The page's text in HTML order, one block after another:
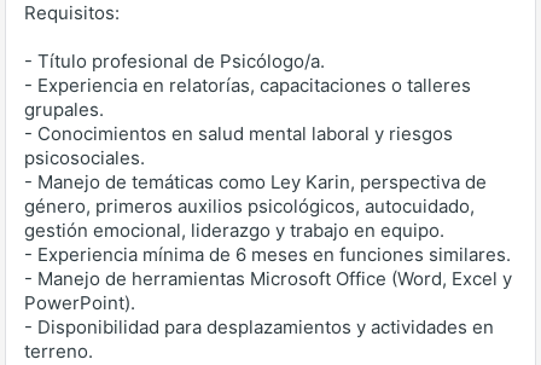
Requisitos:
- Título profesional de Psicólogo/a.
- Experiencia en relatorías, capacitaciones o talleres
grupales.
- Conocimientos en salud mental laboral y riesgos
psicosociales.
- Manejo de temáticas como Ley Karin, perspectiva de
género, primeros auxilios psicológicos, autocuidado,
gestión emocional, liderazgo y trabajo en equipo.
- Experiencia mínima de 6 meses en funciones similares.
- Manejo de herramientas Microsoft Office (Word, Excel y
PowerPoint).
- Disponibilidad para desplazamientos y actividades en
terreno.